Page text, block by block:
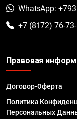
WhatsApp:
+7 (8172) 76-
Правовая
Договор-Оферта
Политика
Персональных